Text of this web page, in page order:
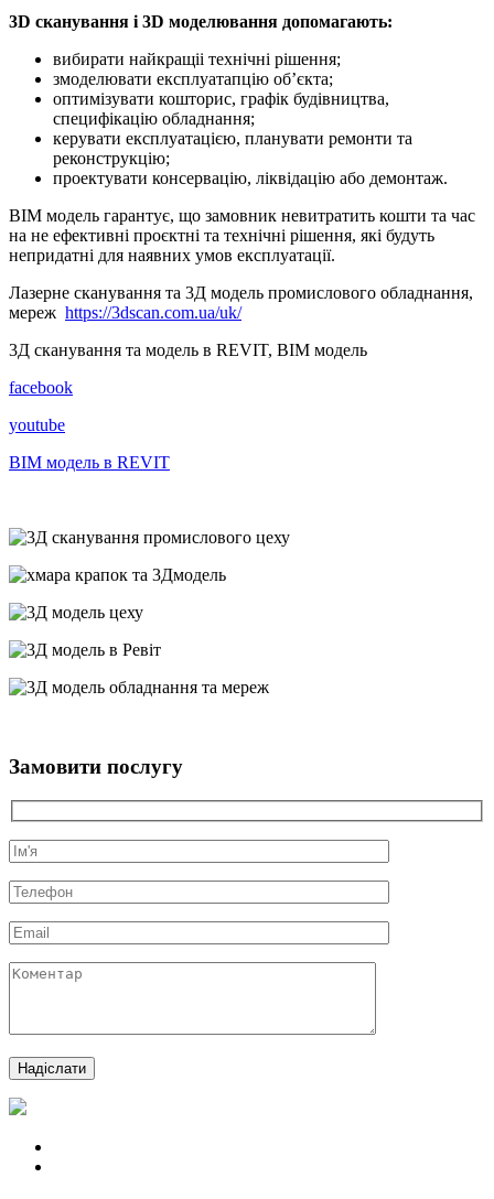
3D сканування і 3D моделювання допомагають:
вибирати найкращіі технічні рішення;
змоделювати експлуатапцію об’єкта;
оптимізувати кошторис, графік будівництва,
специфікацію обладнання;
керувати експлуатацією, планувати ремонти та
реконструкцію;
проектувати консервацію, ліквідацію або демонтаж.
BIM модель гарантує, що замовник невитратить кошти та час
на не ефективні проєктні та технічні рішення, які будуть
непридатні для наявних умов експлуатації.
Лазерне сканування та 3Д модель промислового обладнання,
мереж https://3dscan.com.ua/uk/
3Д сканування та модель в REVIT, BIM модель
facebook
youtube
BIM модель в REVIT
Замовити послугу